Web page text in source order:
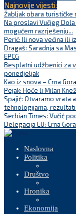
Najnovije vijesti:
Žabljak obara turističke
Na proslavi Vučjeg
mogućem razrješenju...
Perić: Ili nova većina ili
Dragaš: Saradnja sa
EPCG
Besplatni udžbenici za
ponedjeljak
Kao iz snova – Crna
Pejak: Hoće li Milan
Spajić: Otvaramo vrata
tehnologijama,
Serbian Times: Vučić
Delegacija EU: Crna
Naslovna
Politika
Društvo
Hronika
Ekonomija